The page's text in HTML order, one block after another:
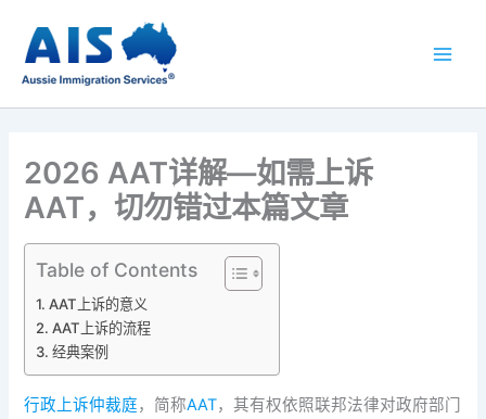
2026 AAT详解—如需上诉
AAT，切勿错过本篇文章
Table of Contents
AAT上诉的意义
AAT上诉的流程
经典案例
行政 上诉仲裁庭，简称AAT，其有权依照联邦法律对政府部门